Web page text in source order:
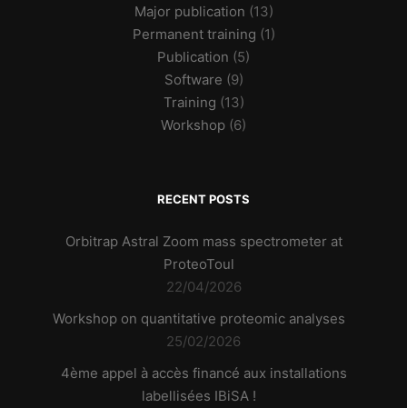
Major publication (13)
Permanent training (1)
Publication (5)
Software (9)
Training (13)
Workshop (6)
RECENT POSTS
Orbitrap Astral Zoom mass spectrometer at
ProteoToul
22/04/2026
Workshop on quantitative proteomic analyses
25/02/2026
4ème appel à accès financé aux installations
labellisées IBiSA !